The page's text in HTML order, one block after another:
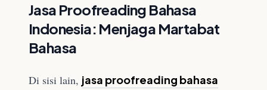
Jasa Proofreading Bahasa
Indonesia: Menjaga Martabat
Bahasa
Di sisi lain, jasa proofreading bahasa